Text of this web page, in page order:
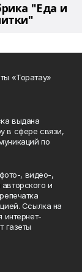
"Еда и
«Торатау»
выдана
в сфере связи,
по
, видео-,
и
Ссылка на
интернет-
газеты